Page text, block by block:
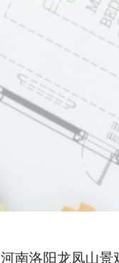
河南洛阳龙凤山景